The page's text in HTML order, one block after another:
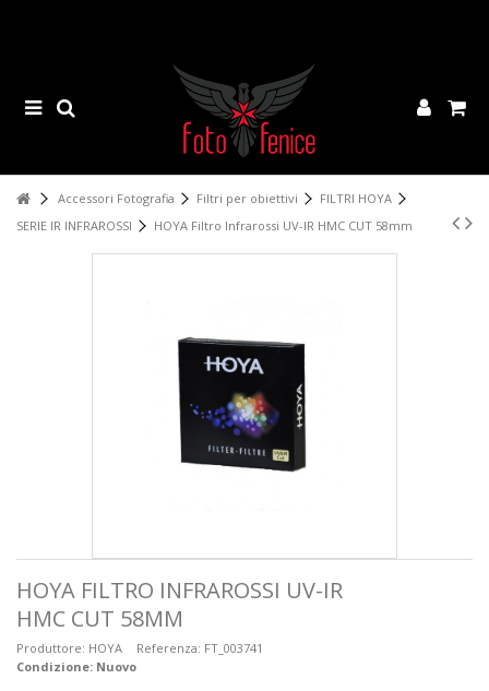
Accessori Fotografia Filtri per obiettivi
FILTRI HOYA
SERIE IR INFRAROSSI
HOYA Filtro Infrarossi UV-IR HMC CUT 58mm
HOYA FILTRO INFRAROSSI UV-IR
HMC CUT 58MM
Produttore: HOYA Referenza: FT_003741
Condizione: Nuovo